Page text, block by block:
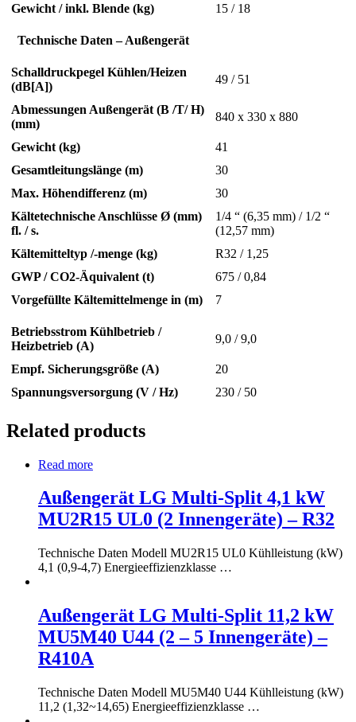
Gewicht / inkl. Blende (kg)
15 / 18
Technische Daten – Außengerät
Schalldruckpegel Kühlen/Heizen
(dB[A])
49 / 51
Abmessungen Außengerät (B /T/ H)
(mm)
840 x 330 x 880
Gewicht (kg)
41
Gesamtleitungslänge (m)
30
Max. Höhendifferenz (m)
30
Kältetechnische Anschlüsse Ø (mm)
fl. / s.
1/4 “ (6,35 mm) / 1/2 “
(12,57 mm)
Kältemitteltyp /-menge (kg)
R32 / 1,25
GWP / CO2-Äquivalent (t)
675 / 0,84
Vorgefüllte Kältemittelmenge in (m)
7
Betriebsstrom Kühlbetrieb /
Heizbetrieb (A)
9,0 / 9,0
Empf. Sicherungsgröße (A)
20
Spannungsversorgung (V / Hz)
230 / 50
Related products
Read more
Außengerät LG Multi-Split 4,1 kW
MU2R15 UL0 (2 Innengeräte) – R32
Technische Daten Modell MU2R15 UL0 Kühlleistung (kW)
4,1 (0,9-4,7) Energieeffizienzklasse …
Außengerät LG Multi-Split 11,2 kW
MU5M40 U44 (2 – 5 Innengeräte) –
R410A
Technische Daten Modell MU5M40 U44 Kühlleistung (kW)
11,2 (1,32~14,65) Energieeffizienzklasse …